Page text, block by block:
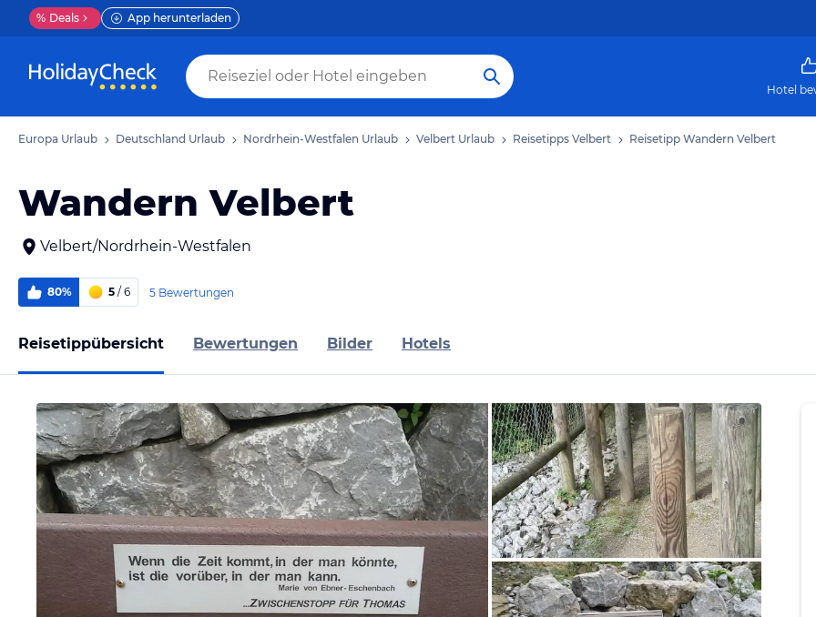
% Deals App herunterladen
Hotel
Europa Urlaub Deutschland Urlaub Nordrhein-Westfalen Urlaub Velbert Urlaub Reisetipps Velbert Reisetipp Wandern Velbert
Wandern Velbert
Velbert/Nordrhein-Westfalen
80% 5 / 6 5 Bewertungen
Reisetippübersicht Bewertungen Bilder Hotels
Bild melden
von Sabine